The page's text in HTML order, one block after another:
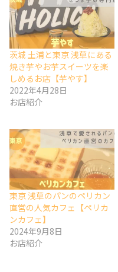
茨城 土浦と東京 浅草にある
焼き芋やお芋スイーツを楽
しめるお店【芋やす】
2022年4月28日
お店紹介
東京 浅草のパンのペリカン
直営の人気カフェ【ペリカ
ンカフェ】
2024年9月8日
お店紹介